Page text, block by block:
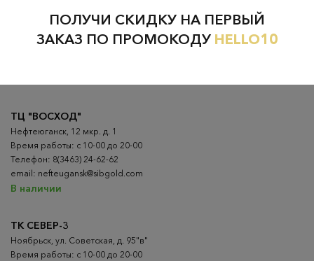
ВСЕ ГОРОДА НИЖНЕВАРТОВСК
ТК СЕВЕР-3
Ноябрьск, ул. Советская, д. 95"в"
Время работы: с 10-00 до 20-00
ТЦ "ВОСХОД"
Нефтеюганск, 12 мкр. д. 1
Время работы: с 10-00 до 20-00
Телефон: 8(3463) 24-62-62
email: nefteugansk@sibgold.com
В наличии
ПОЛУЧИ СКИДКУ НА ПЕРВЫЙ
ЗАКАЗ ПО ПРОМОКОДУ HELLO10